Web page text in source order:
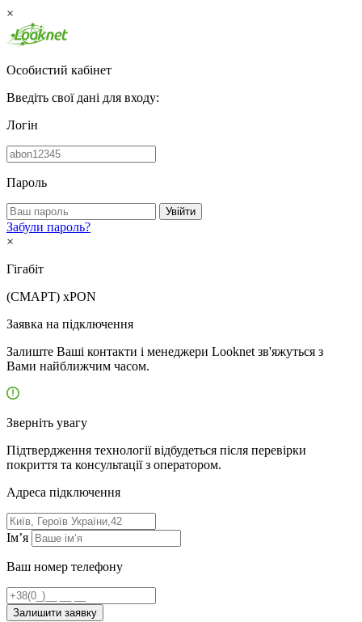
×
Особистий кабінет
Введіть свої дані для входу:
Логін
Пароль
Увійти
Забули пароль?
×
Гігабіт
(СМАРТ) xPON
Заявка на підключення
Залиште Ваші контакти і менеджери Looknet зв'яжуться з
Вами найближчим часом.
Зверніть увагу
Підтвердження технології відбудеться після перевірки
покриття та консультації з оператором.
Адресa підключення
Ім’я
Ваш номер телефону
Залишити заявку